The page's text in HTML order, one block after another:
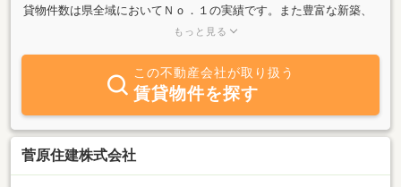
貸物件数は県全域においてＮｏ．１の実績です。また豊富な新築、
良質物件と信頼をもとに、ＴＶＣＭで有名な「ＣＨＩＮＴＡＩ奈良
で、真心を込めて皆様にご希望のお部屋をご紹介いたします。生駒
市は奈良県の玄関口として、大阪地下鉄相互乗入れにより本町まで
２７分、近鉄大阪線(快速急行)で鶴橋まで１６分と、大阪市内へと
ても便利です。また第二阪奈道路を通って阪神高速道への乗入れも
でき、車での大阪市内へのアクセスも非常に便利です。新生活は、
交通至便・環境抜群の生駒からスタートしてください。
もっと見る
この不動産会社が取り扱う
賃貸物件を探す
菅原住建株式会社